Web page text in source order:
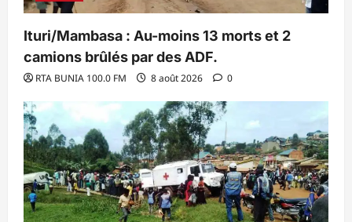
Ituri/Mambasa : Au-moins 13 morts et 2
camions brûlés par des ADF.
RTA BUNIA 100.0 FM 8 août 2026 0